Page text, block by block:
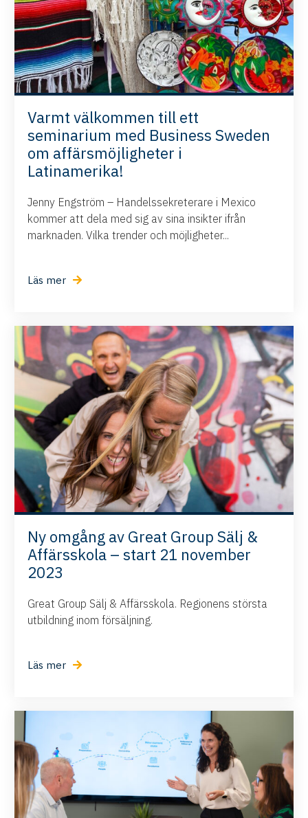
Varmt välkommen till ett
seminarium med Business Sweden
om affärsmöjligheter i
Latinamerika!
Jenny Engström – Handelssekreterare i Mexico
kommer att dela med sig av sina insikter ifrån
marknaden. Vilka trender och möjligheter...
Läs mer
Ny omgång av Great Group Sälj &
Affärsskola – start 21 november
2023
Great Group Sälj & Affärsskola. Regionens största
utbildning inom försäljning.
Läs mer